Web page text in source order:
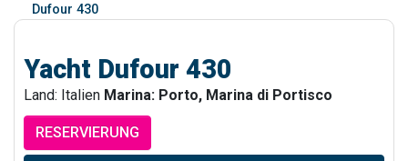
Dufour 430
Yacht Dufour 430
Land: Italien Marina: Porto, Marina di Portisco
RESERVIERUNG